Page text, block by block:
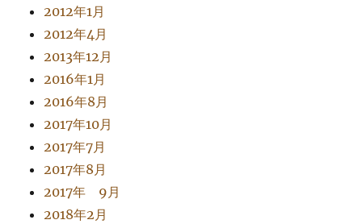
2012年1月
2012年4月
2013年12月
2016年1月
2016年8月
2017年10月
2017年7月
2017年8月
2017年 9月
2018年2月